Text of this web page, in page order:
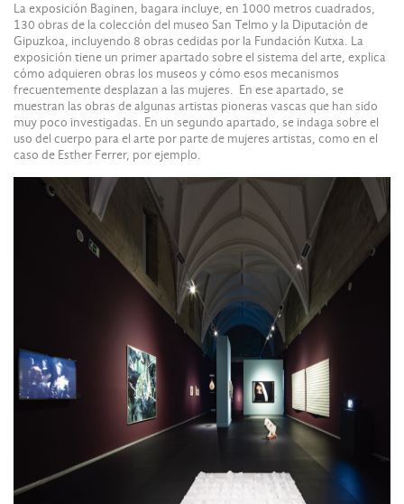
La exposición Baginen, bagara incluye, en 1000 metros cuadrados,
130 obras de la colección del museo San Telmo y la Diputación de
Gipuzkoa, incluyendo 8 obras cedidas por la Fundación Kutxa. La
exposición tiene un primer apartado sobre el sistema del arte, explica
cómo adquieren obras los museos y cómo esos mecanismos
frecuentemente desplazan a las mujeres. En ese apartado, se
muestran las obras de algunas artistas pioneras vascas que han sido
muy poco investigadas. En un segundo apartado, se indaga sobre el
uso del cuerpo para el arte por parte de mujeres artistas, como en el
caso de Esther Ferrer, por ejemplo.